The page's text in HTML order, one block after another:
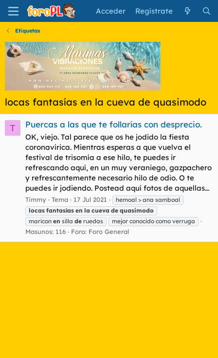
Acceder Regístrate
Etiquetas
locas fantasías en la cueva de quasimodo
T Puercas a las que te follarías con desprecio.
OK, viejo. Tal parece que os he jodido la fiesta
coronavírica. Mientras esperas a que vuelva el
festival de trisomía a ese hilo, te puedes ir
refrescando aquí, en un muy veraniego, gazpachero
y refrescantemente necesario hilo de odio. O te
puedes ir jodiendo. Postead aquí fotos de aquellas...
Timmy Tema 17 Jul 2021
hemoal > ana samboal
locas fantasías en la cueva de quasimodo
maricon en silla de ruedas mejor conocido como verruga
Masunos: 116 Foro: Foro General